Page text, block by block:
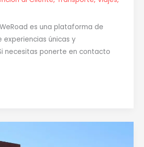
es una plataforma de
únicas y
necesitas ponerte en contacto